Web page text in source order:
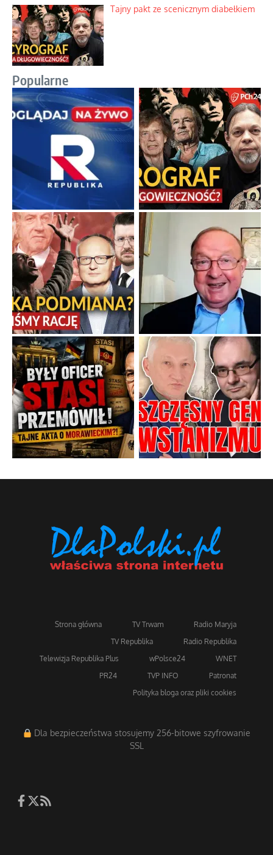
Tajny pakt ze scenicznym diabełkiem
Popularne
Strona główna TV Trwam
Radio Maryja
TV Republika
Radio Republika
Telewizja Republika Plus
wPolsce24
WNET
PR24
TVP INFO
Patronat
Polityka bloga oraz pliki cookies
Dla bezpieczeństwa stosujemy 256-bitowe szyfrowanie
SSL